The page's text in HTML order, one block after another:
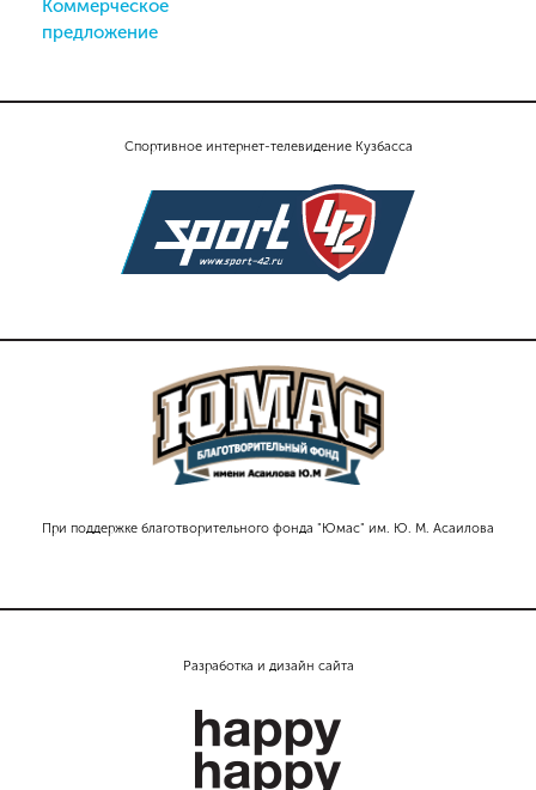
Спортивное интернет-телевидение Кузбасса
При поддержке благотворительного фонда "Юмас" им. Ю. М. Асаилова
Коммерческое
предложение
Разработка и дизайн сайта